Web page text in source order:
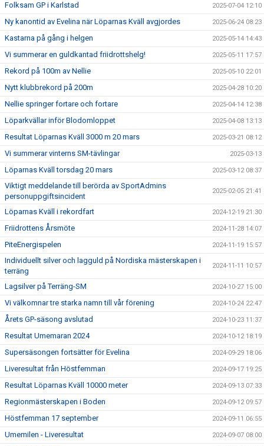
Folksam GP i Karlstad 2025-07-04 12:10
Ny kanontid av Evelina när Löparnas Kväll avgjordes 2025-06-24 08:23
Kastarna på gång i helgen 2025-05-14 14:43
Vi summerar en guldkantad friidrottshelg! 2025-05-11 17:57
Rekord på 100m av Nellie 2025-05-10 22:01
Nytt klubbrekord på 200m 2025-04-28 10:20
Nellie springer fortare och fortare 2025-04-14 12:38
Löparkvällar inför Blodomloppet 2025-04-08 13:13
Resultat Löparnas Kväll 3000 m 20 mars 2025-03-21 08:12
Vi summerar vinterns SM-tävlingar 2025-03-13
Löparnas Kväll torsdag 20 mars 2025-03-12 08:37
Viktigt meddelande till berörda av SportAdmins
personuppgiftsincident
2025-02-05 21:41
Löparnas Kväll i rekordfart 2024-12-19 21:30
Friidrottens Årsmöte 2024-11-28 14:07
PiteEnergispelen 2024-11-19 15:57
Individuellt silver och lagguld på Nordiska mästerskapen i
terräng
2024-11-11 10:57
Lagsilver på Terräng-SM 2024-10-27 15:00
Vi välkomnar tre starka namn till vår förening 2024-10-24 22:47
Årets GP-säsong avslutad 2024-10-23 11:37
Resultat Umemaran 2024 2024-10-12 18:19
Supersäsongen fortsätter för Evelina 2024-09-29 18:06
Liveresultat från Höstfemman 2024-09-17 19:25
Resultat Löparnas Kväll 10000 meter 2024-09-13 07:33
Regionmästerskapen i Boden 2024-09-12 09:57
Höstfemman 17 september 2024-09-11 06:55
Umemilen - Liveresultat 2024-09-07 08:00